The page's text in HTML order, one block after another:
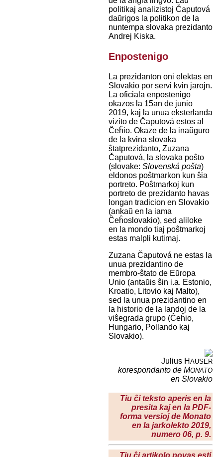
politikaj analizistoj Čaputová
daŭrigos la politikon de la
nuntempa slovaka prezidanto
Andrej Kiska.
Enpostenigo
La prezidanton oni elektas en
Slovakio por servi kvin jarojn.
La oficiala enpostenigo
okazos la 15an de junio
2019, kaj la unua eksterlanda
vizito de Čaputová estos al
Ĉeĥio. Okaze de la inaŭguro
de la kvina slovaka
ŝtatprezidanto, Zuzana
Čaputová, la slovaka poŝto
(slovake:Slovenská pošta)
eldonos poŝtmarkon kun ŝia
portreto. Poŝtmarkoj kun
portreto de prezidanto havas
longan tradicion en Slovakio
(ankaŭ en la iama
Ĉeĥoslovakio), sed aliloke
en la mondo tiaj poŝtmarkoj
estas malpli kutimaj.
Zuzana Čaputová ne estas la
unua prezidantino de
membro-ŝtato de Eŭropa
Unio (antaŭis ŝin i.a. Estonio,
Kroatio, Litovio kaj Malto),
sed la unua prezidantino en
la historio de la landoj de la
viŝegrada grupo (Ĉeĥio,
Hungario, Pollando kaj
Slovakio).
Julius HAUSER
korespondanto de MONATO
en Slovakio
Tiu ĉi teksto aperis en la
presita kaj en la PDF-
forma versioj de Monato
en la jarkolekto 2019,
numero 06, p. 9.